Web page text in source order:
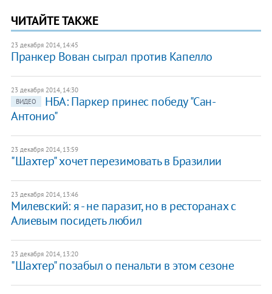
ЧИТАЙТЕ ТАКЖЕ
23 декабря 2014, 14:45
Пранкер Вован сыграл против Капелло
23 декабря 2014, 14:30
ВИДЕО
НБА: Паркер принес победу "Сан-
Антонио"
23 декабря 2014, 13:59
"Шахтер" хочет перезимовать в Бразилии
23 декабря 2014, 13:46
Милевский: я - не паразит, но в ресторанах с
Алиевым посидеть любил
23 декабря 2014, 13:20
"Шахтер" позабыл о пенальти в этом сезоне